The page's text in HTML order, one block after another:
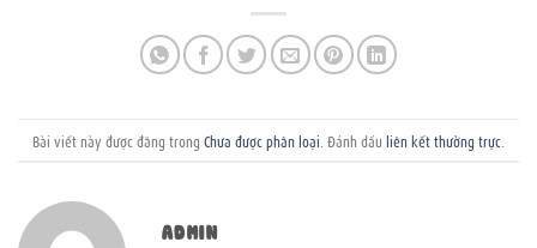
Bài viết này được đăng trong Chưa được phân loại . Đánh dấu liên kết thường trực
ADMIN